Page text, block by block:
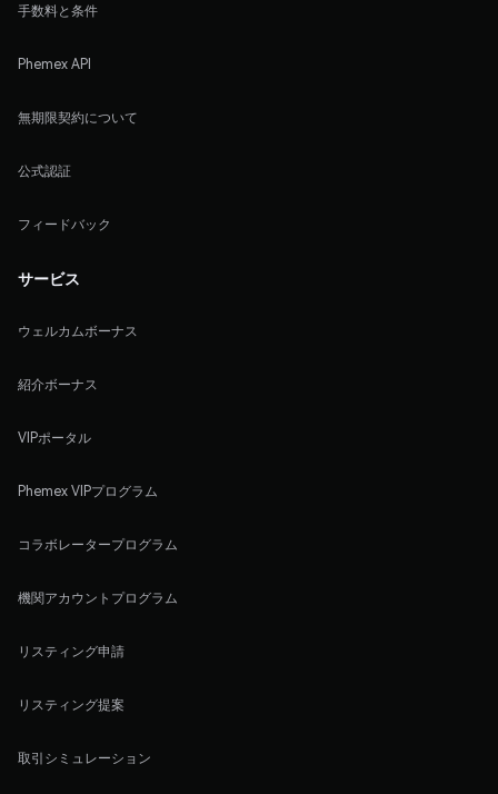
手数料と条件
Phemex API
無期限契約について
公式認証
フィードバック
サービス
ウェルカムボーナス
紹介ボーナス
VIPポータル
Phemex VIPプログラム
コラボレータープログラム
機関アカウントプログラム
リスティング申請
リスティング提案
取引シミュレーション